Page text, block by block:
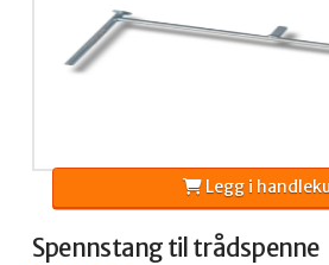
Spennstang til trådspenne
Legg i